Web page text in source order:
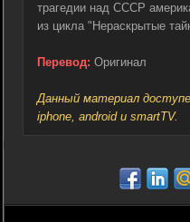
трагедии над СССР
из цикла "Нераскрытые
Перевод: Оригинал
Данный материал
iphone, android и smartTV.